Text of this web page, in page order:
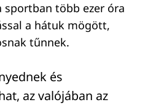
sportban több ezer óra
a hátuk mögött,
tűnnek.
és
az valójában az